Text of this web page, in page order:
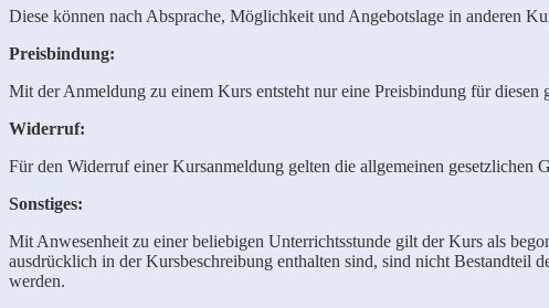
Diese können nach Absprache, Möglichkeit und Angebotslage in anderen
Preisbindung:
Mit der Anmeldung zu einem Kurs entsteht nur eine Preisbindung für diesen
Widerruf:
Für den Widerruf einer Kursanmeldung gelten die allgemeinen gesetzlichen
Sonstiges:
Mit Anwesenheit zu einer beliebigen Unterrichtsstunde gilt der Kurs als
ausdrücklich in der Kursbeschreibung enthalten sind, sind nicht Bestandteil
werden.